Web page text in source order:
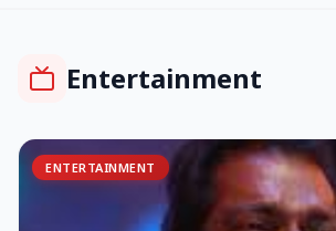
Entertainment
ENTERTAINMENT